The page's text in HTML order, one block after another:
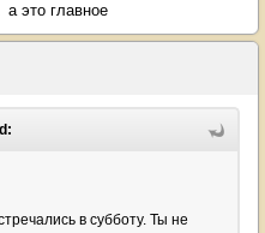
а это главное
в субботу. Ты не